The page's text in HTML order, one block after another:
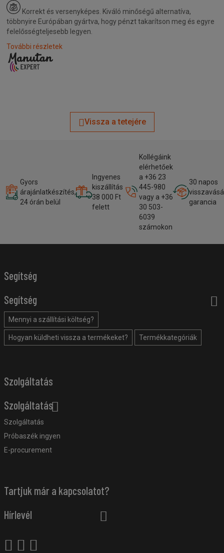
Korrekt és versenyképes. Kiváló minőségű alternatíva,
többnyire Európában gyártva, hogy pénzt takarítson meg és egyre
felelősségteljesebb legyen.
További részletek
Vissza a tetejére
Gyors
árajánlatkészítés,
24 órán belül
Ingyenes
kiszállítás
38 000 Ft
felett
Kollégáink
elérhetőek
a +36 23
445-980
vagy a +36
30 503-
6039
számokon
30 napos
garancia
Segítség
Segítség
Mennyi a szállítási költség?
Hogyan küldheti vissza a termékeket? Termékkategóriák
Szolgáltatás
Szolgáltatás
Szolgáltatás
Próbaszék ingyen
E-procurement
Tartjuk már a kapcsolatot?
Hírlevél